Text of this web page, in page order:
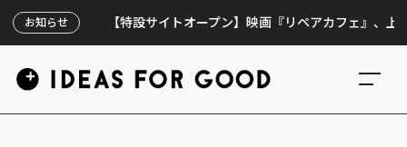
お知らせ【特設サイトオープン】映画『リペアカフェ』、上映300回